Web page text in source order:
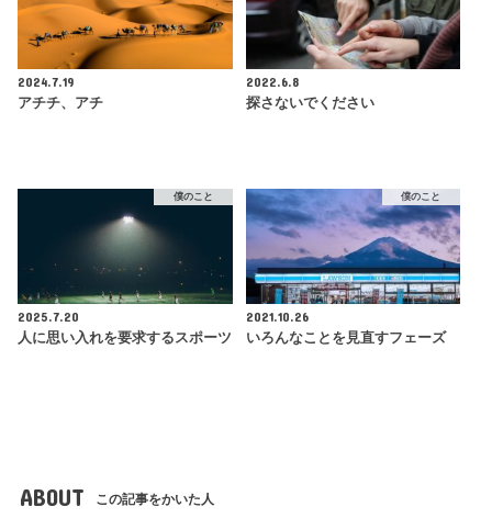
2024.7.19
アチチ、アチ
2022.6.8
探さないでください
僕のこと
2025.7.20
人に思い入れを要求するスポーツ
僕のこと
2021.10.26
いろんなことを見直すフェーズ
ABOUT この記事をかいた人